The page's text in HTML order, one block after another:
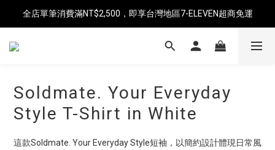
海外單筆消費滿$6,000享免運
全店單筆消費滿NT$2,500，即享台灣地區7-ELEVEN超商免運
海外單筆消費滿$6,000享免運
Soldmate. Your Everyday
Style T-Shirt in White
這款Soldmate. Your Everyday Style短袖，以簡約設計體現日常風